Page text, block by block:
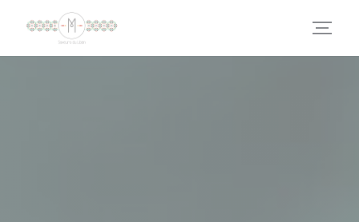
Πίνακας διαχείρισης "Μπισκότων" (Cookies)